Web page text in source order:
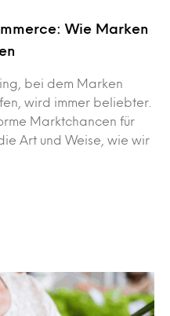
Wie Marken
bei dem Marken
wird immer beliebter.
Marktchancen für
Art und Weise, wie wir